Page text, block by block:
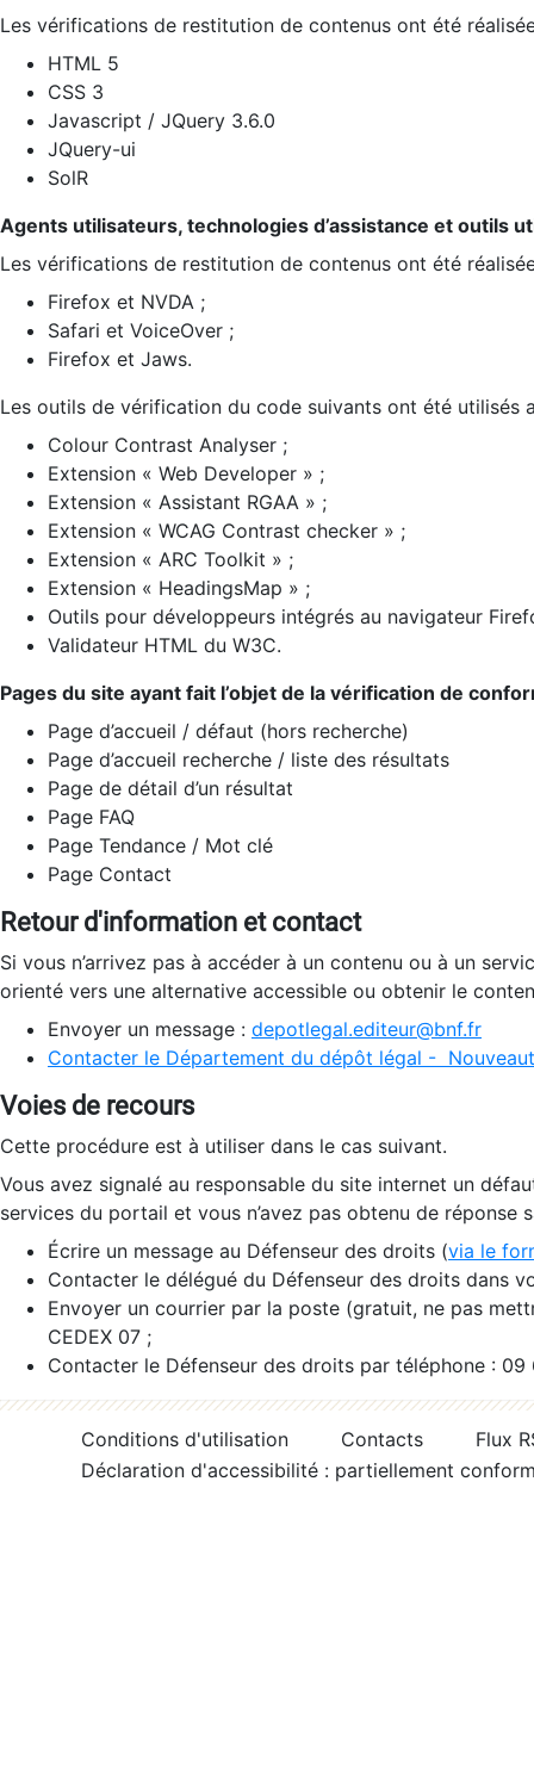
Les vérifications de restitution de contenus ont été
HTML 5
CSS 3
Javascript / JQuery 3.6.0
JQuery-ui
SolR
Agents utilisateurs, technologies d’assistance et outils
Les vérifications de restitution de contenus ont été
Firefox et NVDA ;
Safari et VoiceOver ;
Firefox et Jaws.
Les outils de vérification du code suivants ont été utilisés
Colour Contrast Analyser ;
Extension « Web Developer » ;
Extension « Assistant RGAA » ;
Extension « WCAG Contrast checker » ;
Extension « ARC Toolkit » ;
Extension « HeadingsMap » ;
Outils pour développeurs intégrés au navigateur
Validateur HTML du W3C.
Pages du site ayant fait l’objet de la vérification de
Page d’accueil / défaut (hors recherche)
Page d’accueil recherche / liste des résultats
Page de détail d’un résultat
Page FAQ
Page Tendance / Mot clé
Page Contact
Retour d'information et contact
Si vous n’arrivez pas à accéder à un contenu ou à un
orienté vers une alternative accessible ou obtenir le
Envoyer un message : depotlegal.editeur@bnf.fr
Contacter le Département du dépôt légal -
Voies de recours
Cette procédure est à utiliser dans le cas suivant.
Vous avez signalé au responsable du site internet un
services du portail et vous n’avez pas obtenu de réponse
Écrire un message au Défenseur des droits (via le
Contacter le délégué du Défenseur des droits dans
Envoyer un courrier par la poste (gratuit, ne pas
CEDEX 07 ;
Contacter le Défenseur des droits par téléphone :
Conditions d'utilisation Contacts
Flux
Déclaration d'accessibilité : partiellement